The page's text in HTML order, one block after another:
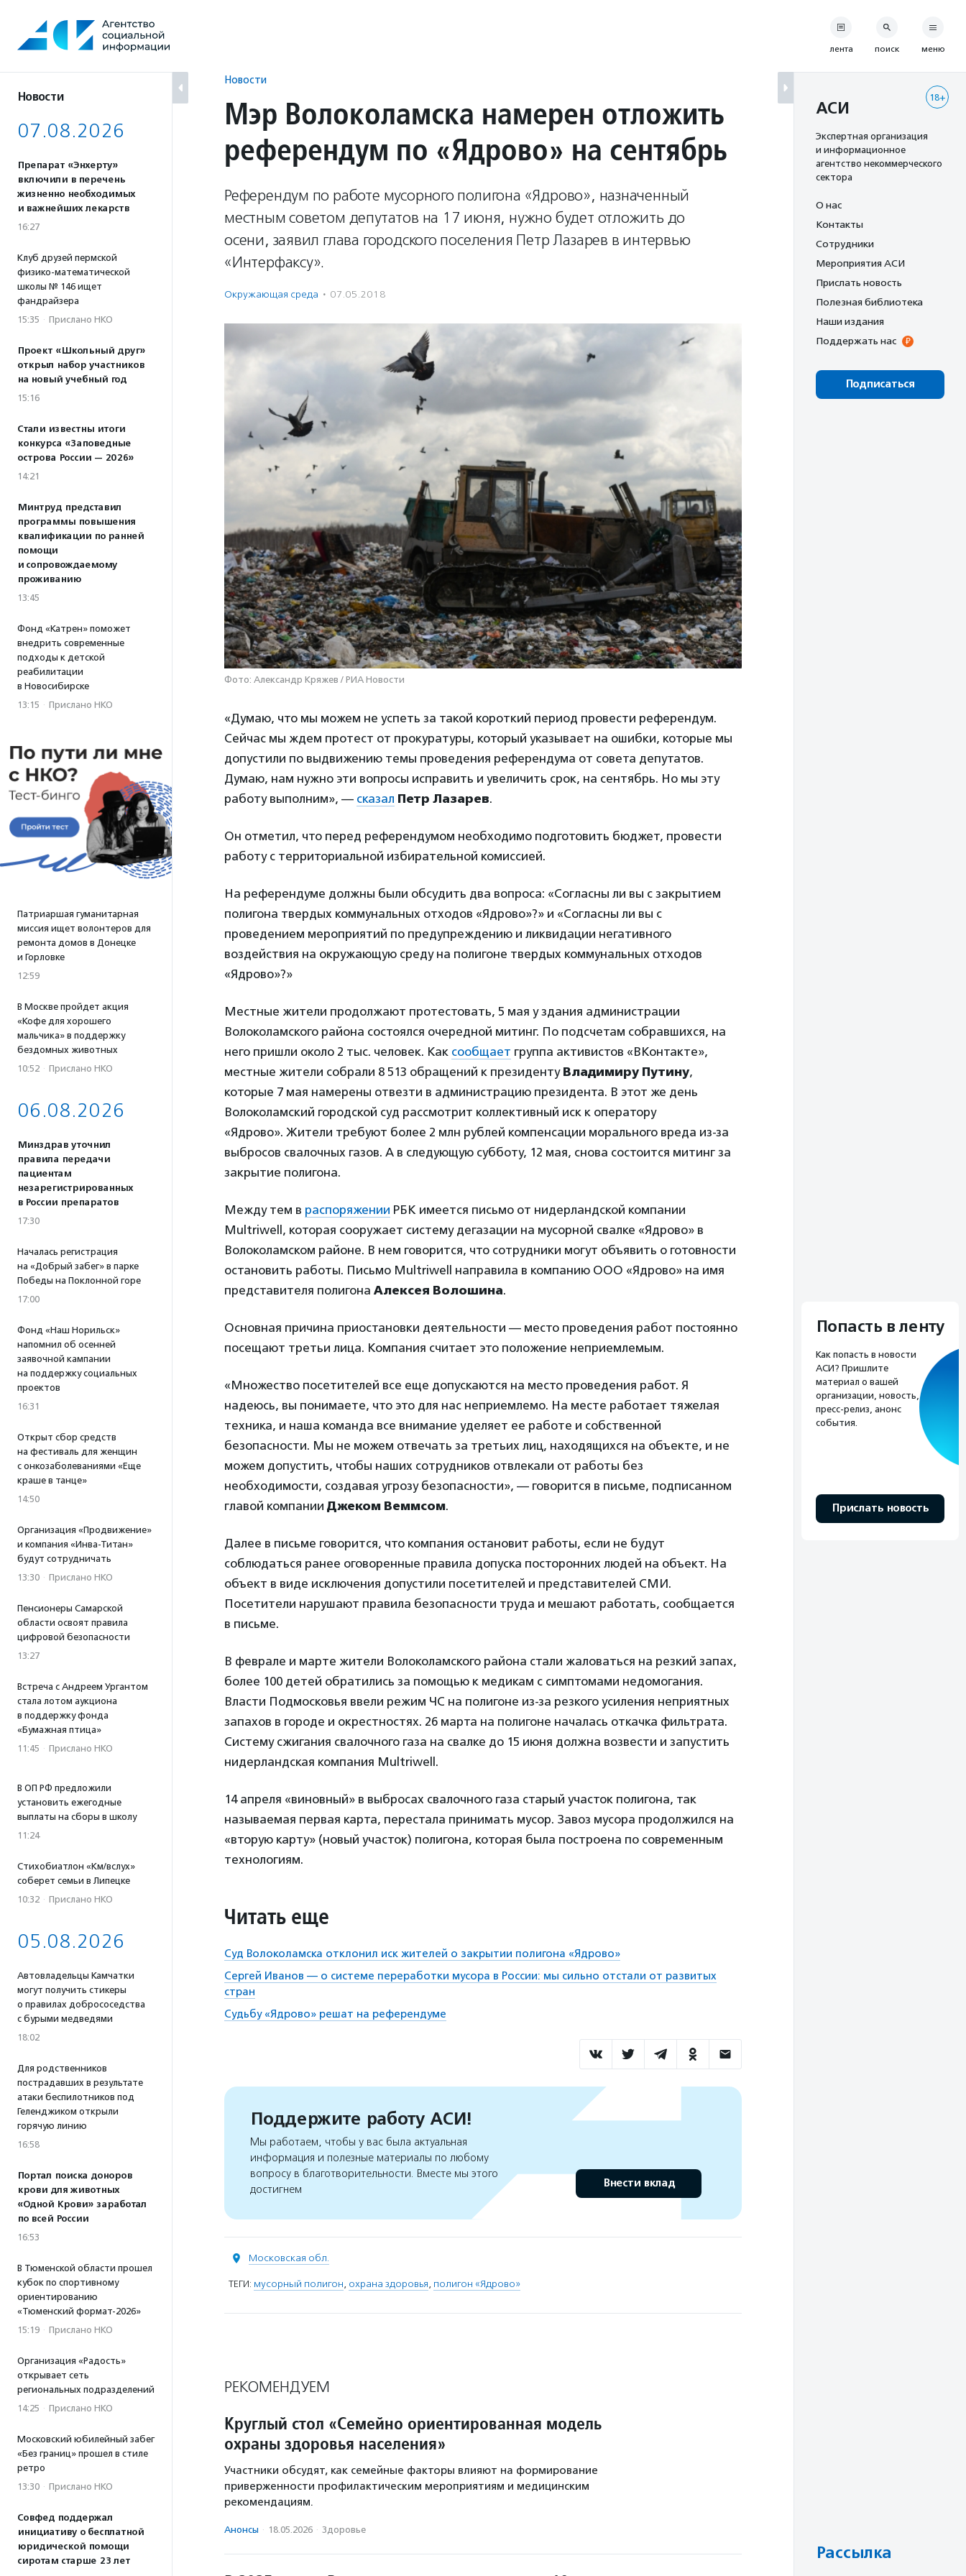
содержанию
Новости
07.08.2026
Препарат «Энхерту»
включили в перечень
жизненно необходимых
и важнейших лекарств
16:27
Клуб друзей пермской
физико-математической
школы № 146 ищет
фандрайзера
15:35 · Прислано НКО
Проект «Школьный друг»
открыл набор участников
на новый учебный год
15:16
Стали известны итоги
конкурса «Заповедные
острова России — 2026»
14:21
Минтруд представил
программы повышения
квалификации по ранней
помощи
и сопровождаемому
проживанию
13:45
Фонд «Катрен» поможет
внедрить современные
подходы к детской
реабилитации
в Новосибирске
13:15 · Прислано НКО
Патриаршая гуманитарная
миссия ищет волонтеров для
ремонта домов в Донецке
и Горловке
12:59
В Москве пройдет акция
«Кофе для хорошего
мальчика» в поддержку
бездомных животных
10:52 · Прислано НКО
06.08.2026
Минздрав уточнил
правила передачи
пациентам
незарегистрированных
в России препаратов
17:30
Началась регистрация
на «Добрый забег» в парке
Победы на Поклонной горе
17:00
Фонд «Наш Норильск»
напомнил об осенней
заявочной кампании
на поддержку социальных
проектов
16:31
Открыт сбор средств
на фестиваль для женщин
с онкозаболеваниями «Еще
краше в танце»
14:50
Организация «Продвижение»
и компания «Инва-Титан»
будут сотрудничать
13:30 · Прислано НКО
Пенсионеры Самарской
области освоят правила
цифровой безопасности
13:27
Встреча с Андреем Ургантом
стала лотом аукциона
в поддержку фонда
«Бумажная птица»
11:45 · Прислано НКО
В ОП РФ предложили
установить ежегодные
выплаты на сборы в школу
11:24
Стихобиатлон «Км/вслух»
соберет семьи в Липецке
10:32 · Прислано НКО
05.08.2026
Автовладельцы Камчатки
могут получить стикеры
о правилах добрососедства
с бурыми медведями
18:02
Для родственников
пострадавших в результате
атаки беспилотников под
Геленджиком открыли
горячую линию
16:58
Портал поиска доноров
крови для животных
«Одной Крови» заработал
по всей России
16:53
В Тюменской области прошел
кубок по спортивному
ориентированию
«Тюменский формат-2026»
15:19 · Прислано НКО
Организация «Радость»
открывает сеть
региональных подразделений
14:25 · Прислано НКО
Московский юбилейный забег
«Без границ» прошел в стиле
ретро
13:30 · Прислано НКО
Совфед поддержал
инициативу о бесплатной
юридической помощи
сиротам старше 23 лет
Новости
Мэр Волоколамска намерен отложить
референдум по «Ядрово» на сентябрь
Референдум по работе мусорного полигона «Ядрово», назначенный
местным советом депутатов на 17 июня, нужно будет отложить до
осени, заявил глава городского поселения Петр Лазарев в интервью
«Интерфаксу».
Окружающая среда · 07.05.2018
Фото: Александр Кряжев / РИА Новости
«Думаю, что мы можем не успеть за такой короткий период провести референдум.
Сейчас мы ждем протест от прокуратуры, который указывает на ошибки, которые мы
допустили по выдвижению темы проведения референдума от совета депутатов.
Думаю, нам нужно эти вопросы исправить и увеличить срок, на сентябрь. Но мы эту
работу выполним», — сказал Петр Лазарев.
Он отметил, что перед референдумом необходимо подготовить бюджет, провести
работу с территориальной избирательной комиссией.
На референдуме должны были обсудить два вопроса: «Согласны ли вы с закрытием
полигона твердых коммунальных отходов «Ядрово»?» и «Согласны ли вы с
проведением мероприятий по предупреждению и ликвидации негативного
воздействия на окружающую среду на полигоне твердых коммунальных отходов
«Ядрово»?»
Местные жители продолжают протестовать, 5 мая у здания администрации
Волоколамского района состоялся очередной митинг. По подсчетам собравшихся, на
него пришли около 2 тыс. человек. Как сообщает группа активистов «ВКонтакте»,
местные жители собрали 8 513 обращений к президенту Владимиру Путину,
которые 7 мая намерены отвезти в администрацию президента. В этот же день
Волоколамский городской суд рассмотрит коллективный иск к оператору
«Ядрово». Жители требуют более 2 млн рублей компенсации морального вреда из-за
выбросов свалочных газов. А в следующую субботу, 12 мая, снова состоится митинг за
закрытие полигона.
Между тем в распоряжении РБК имеется письмо от нидерландской компании
Multriwell, которая сооружает систему дегазации на мусорной свалке «Ядрово» в
Волоколамском районе. В нем говорится, что сотрудники могут объявить о готовности
остановить работы. Письмо Multriwell направила в компанию ООО «Ядрово» на имя
представителя полигона Алексея Волошина.
Основная причина приостановки деятельности — место проведения работ постоянно
посещают третьи лица. Компания считает это положение неприемлемым.
«Множество посетителей все еще допускаются на место проведения работ. Я
надеюсь, вы понимаете, что это для нас неприемлемо. На месте работает тяжелая
техника, и наша команда все внимание уделяет ее работе и собственной
безопасности. Мы не можем отвечать за третьих лиц, находящихся на объекте, и не
можем допустить, чтобы наших сотрудников отвлекали от работы без
необходимости, создавая угрозу безопасности», — говорится в письме, подписанном
главой компании Джеком Веммсом.
Далее в письме говорится, что компания остановит работы, если не будут
соблюдаться ранее оговоренные правила допуска посторонних людей на объект. На
объект в виде исключения допустили посетителей и представителей СМИ.
Посетители нарушают правила безопасности труда и мешают работать, сообщается
в письме.
В феврале и марте жители Волоколамского района стали жаловаться на резкий запах,
более 100 детей обратились за помощью к медикам с симптомами недомогания.
Власти Подмосковья ввели режим ЧС на полигоне из-за резкого усиления неприятных
запахов в городе и окрестностях. 26 марта на полигоне началась откачка фильтрата.
Систему сжигания свалочного газа на свалке до 15 июня должна возвести и запустить
нидерландская компания Multriwell.
14 апреля «виновный» в выбросах свалочного газа старый участок полигона, так
называемая первая карта, перестала принимать мусор. Завоз мусора продолжился на
«вторую карту» (новый участок) полигона, которая была построена по современным
технологиям.
Читать еще
Суд Волоколамска отклонил иск жителей о закрытии полигона «Ядрово»
Сергей Иванов — о системе переработки мусора в России: мы сильно отстали от развитых
стран
Судьбу «Ядрово» решат на референдуме
Поддержите работу АСИ!
Мы работаем, чтобы у вас была актуальная
информация и полезные материалы по любому
вопросу в благотворительности. Вместе мы этого
достигнем
Внести вклад
Московская обл.
ТЕГИ: мусорный полигон, охрана здоровья, полигон «Ядрово»
РЕКОМЕНДУЕМ
Круглый стол «Семейно ориентированная модель
охраны здоровья населения»
Участники обсудят, как семейные факторы влияют на формирование
приверженности профилактическим мероприятиям и медицинским
рекомендациям.
Анонсы · 18.05.2026 · Здоровье
лента поиск меню
18+
АСИ
Экспертная организация
и информационное
агентство некоммерческого
сектора
О нас
Контакты
Сотрудники
Мероприятия АСИ
Прислать новость
Полезная библиотека
Наши издания
Поддержать нас
Подписаться
Попасть в ленту
Как попасть в новости
АСИ? Пришлите
материал о вашей
организации, новость,
пресс-релиз, анонс
события.
Прислать новость
Рассылка